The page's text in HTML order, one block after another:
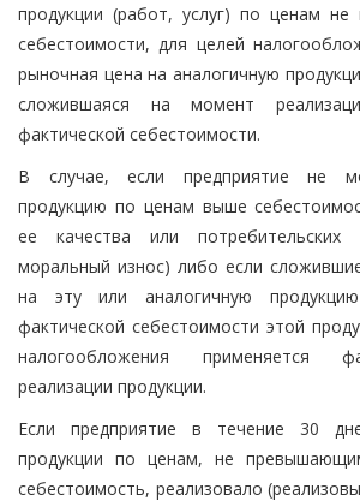
продукции (работ, услуг) по ценам не
себестоимости, для целей
рыночная цена на аналогичную
сложившаяся на момент
фактической себестоимости.
В случае, если предприятие не
продукцию по ценам выше
ее качества или потребительских
моральный износ) либо если
на эту или аналогичную
фактической себестоимости этой
налогообложения применяется
реализации продукции.
Если предприятие в течение 30
продукции по ценам, не
себестоимость, реализовало